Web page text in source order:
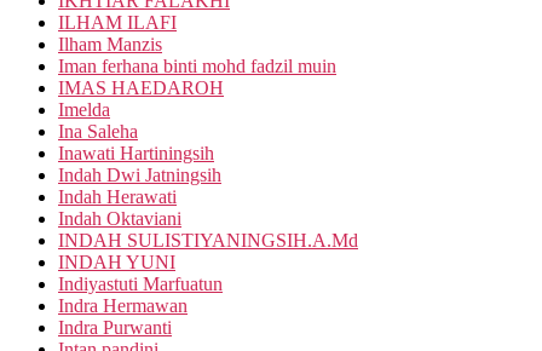
ILHAM ILAFI
Ilham Manzis
Iman ferhana binti mohd fadzil muin
IMAS HAEDAROH
Imelda
Ina Saleha
Inawati Hartiningsih
Indah Dwi Jatningsih
Indah Herawati
Indah Oktaviani
INDAH SULISTIYANINGSIH.A.Md
INDAH YUNI
Indiyastuti Marfuatun
Indra Hermawan
Indra Purwanti